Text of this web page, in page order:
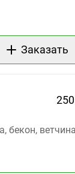
Заказать
бекон,